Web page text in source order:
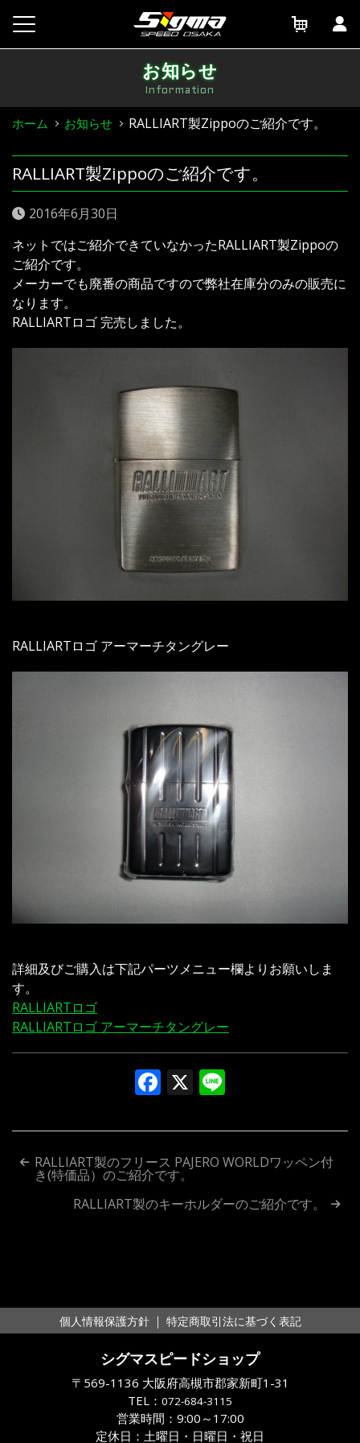
content
お知らせ
Information
ホーム お知らせ RALLIART製Zippoのご紹介です。
RALLIART製Zippoのご紹介です。
2016年6月30日
ネットではご紹介できていなかったRALLIART製Zippoの
ご紹介です。
メーカーでも廃番の商品ですので弊社在庫分のみの販売に
なります。
RALLIARTロゴ 完売しました。
RALLIARTロゴ アーマーチタングレー
詳細及びご購入は下記パーツメニュー欄よりお願いしま
す。
RALLIARTロゴ
RALLIARTロゴ アーマーチタングレー
Facebook
X
投
ー
シ
RALLIART製のフリース PAJERO WORLDワッペン付
き(特価品）のご紹介です。
RALLIART製のキーホルダーのご紹介です。
個人情報保護方針 ｜ 特定商取引法に基づく表記
シグマスピードショップ
〒569-1136 大阪府高槻市郡家新町1-31
TEL： 072-684-3115
営業時間：9:00～17:00
定休日：土曜日・日曜日・祝日